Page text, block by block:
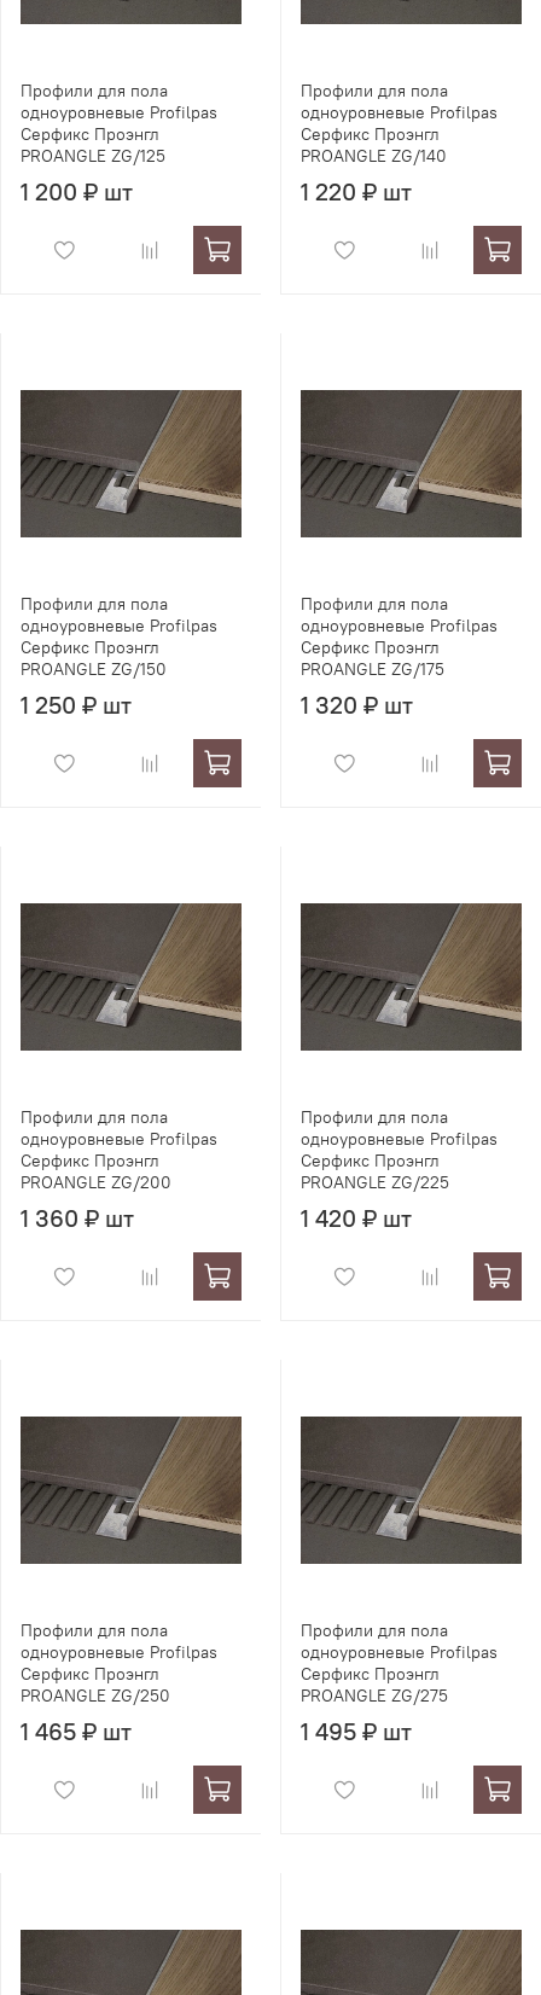
Профили для пола
одноуровневые Profilpas
Серфикс Проэнгл
PROANGLE ZG/125
1 200 ₽ шт
Профили для пола
одноуровневые Profilpas
Серфикс Проэнгл
PROANGLE ZG/140
1 220 ₽ шт
Профили для пола
одноуровневые Profilpas
Серфикс Проэнгл
PROANGLE ZG/150
1 250 ₽ шт
Профили для пола
одноуровневые Profilpas
Серфикс Проэнгл
PROANGLE ZG/175
1 320 ₽ шт
Профили для пола
одноуровневые Profilpas
Серфикс Проэнгл
PROANGLE ZG/200
1 360 ₽ шт
Профили для пола
одноуровневые Profilpas
Серфикс Проэнгл
PROANGLE ZG/225
1 420 ₽ шт
Профили для пола
одноуровневые Profilpas
Серфикс Проэнгл
PROANGLE ZG/250
1 465 ₽ шт
Профили для пола
одноуровневые Profilpas
Серфикс Проэнгл
PROANGLE ZG/275
1 495 ₽ шт